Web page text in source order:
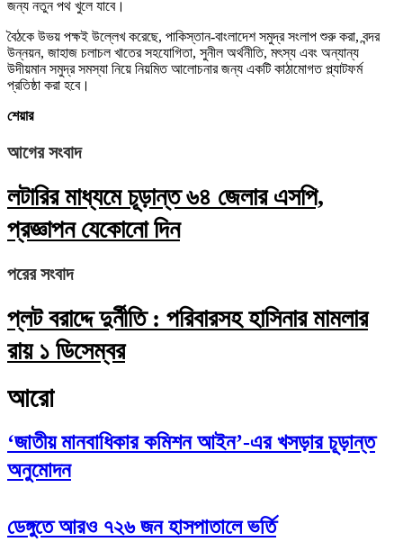
জন্য নতুন পথ খুলে যাবে।
বৈঠকে উভয় পক্ষই উল্লেখ করেছে, পাকিস্তান-বাংলাদেশ সমুদ্র সংলাপ শুরু করা, বন্দর
উন্নয়ন, জাহাজ চলাচল খাতের সহযোগিতা, সুনীল অর্থনীতি, মৎস্য এবং অন্যান্য
উদীয়মান সমুদ্র সমস্যা নিয়ে নিয়মিত আলোচনার জন্য একটি কাঠামোগত প্ল্যাটফর্ম
প্রতিষ্ঠা করা হবে।
শেয়ার
আগের সংবাদ
লটারির মাধ্যমে চূড়ান্ত ৬৪ জেলার এসপি,
প্রজ্ঞাপন যেকোনো দিন
পরের সংবাদ
প্লট বরাদ্দে দুর্নীতি : পরিবারসহ হাসিনার মামলার
রায় ১ ডিসেম্বর
আরো
‘জাতীয় মানবাধিকার কমিশন আইন’-এর খসড়ার চূড়ান্ত
অনুমোদন
ডেঙ্গুতে আরও ৭২৬ জন হাসপাতালে ভর্তি